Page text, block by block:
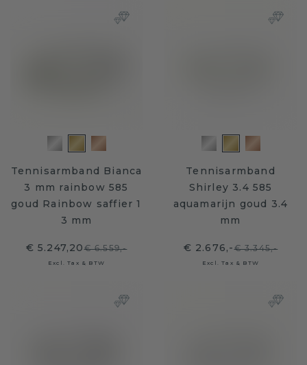
Tennisarmband Bianca
3 mm rainbow 585
goud Rainbow saffier 1
3 mm
€ 5.247,20€ 6.559,-
Excl. Tax & BTW
Tennisarmband
Shirley 3.4 585
aquamarijn goud 3.4
mm
€ 2.676,-€ 3.345,-
Excl. Tax & BTW